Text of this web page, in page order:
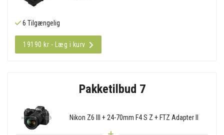
6 Tilgængelig
19190 kr - Læg i kurv
Pakketilbud 7
Nikon Z6 III + 24-70mm F4 S Z + FTZ Adapter II